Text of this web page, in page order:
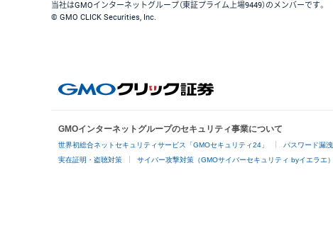
当社はGMOインターネットグループ（東証プライム上場9449）のメンバーです。
© GMO CLICK Securities, Inc.
GMOインターネットグループのセキュリティ事業について
世界初総合ネットセキュリティサービス「GMOセキュリティ24」 パスワード漏
実在証明・盗聴対策 サイバー攻撃対策（GMOサイバーセキュリティ byイエラエ）